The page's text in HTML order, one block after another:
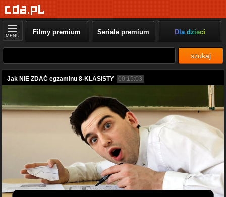
MENU Filmy premium Seriale premium Dla dzieci
szukaj
Jak NIE ZDAĆ egzaminu 8-KLASISTY 00:15:03